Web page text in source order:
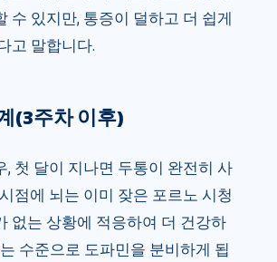
수 있지만, 통증이 덜하고 더 쉽게
고 말합니다.
(3주차 이후)
, 첫 달이 지나면 두통이 완전히 사
점에 뇌는 이미 잦은 포르노 시청
없는 상황에 적응하여 더 건강하
수준으로 도파민을 분비하게 됩